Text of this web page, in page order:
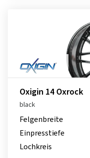
Oxigin 14 Oxrock
black
Felgenbreite
Einpresstiefe
Lochkreis